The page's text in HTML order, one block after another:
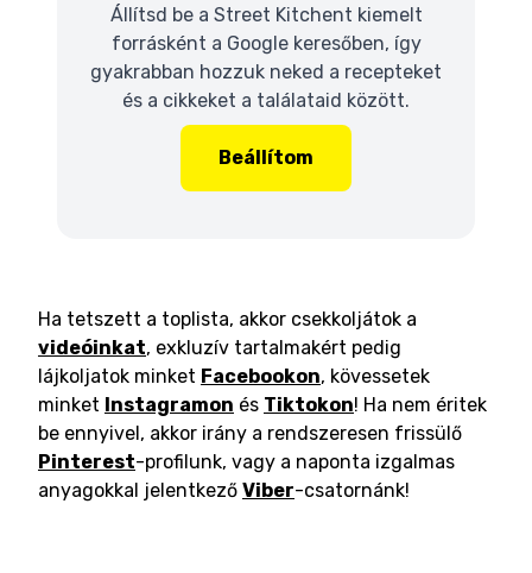
Állítsd be a Street Kitchent kiemelt
forrásként a Google keresőben, így
gyakrabban hozzuk neked a recepteket
és a cikkeket a találataid között.
Beállítom
Ha tetszett a toplista, akkor csekkoljátok a
videóinkat, exkluzív tartalmakért pedig
lájkoljatok minket Facebookon, kövessetek
minket Instagramon és Tiktokon! Ha nem éritek
be ennyivel, akkor irány a rendszeresen frissülő
Pinterest-profilunk, vagy a naponta izgalmas
anyagokkal jelentkező Viber-csatornánk!